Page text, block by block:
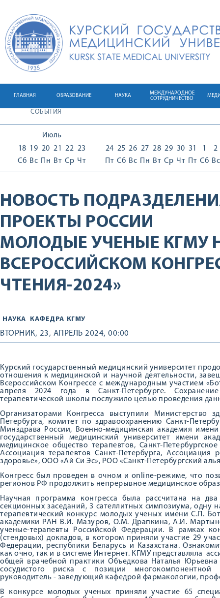
ГЛАВНАЯ ОБРАЗОВАНИЕ НАУКА
МЕЖДУНАРОДНОЕ
СОТРУДНИЧЕСТВО
СОБЫТИЯ
Июль
18
Сб
19
Вс
20
Пн
21
Вт
22
Ср
23
Чт
24
Пт
25
Сб
26
Вс
27
Пн
28
Вт
29
Ср
30
Чт
31
Пт
1
Сб
2
Вс
НОВОСТЬ
ПРОЕКТЫ РОССИИ
МОЛОДЫЕ УЧЕНЫЕ КГМУ
ВСЕРОССИЙСКОМ
ЧТЕНИЯ-2024»
НАУКА КАФЕДРА КГМУ
ВТОРНИК, 23, АПРЕЛЬ 2024, 00:00
Курский государственный медицинский университет
отношения к медицинской и научной деятельности,
Всероссийском Конгрессе с международным участием
апреля 2024 года в Санкт-Петербурге.
терапевтической школы послужило целью проведения
Организаторами Конгресса выступили Министерство
Петербурга, комитет по здравоохранению Санкт-
Минздрава России, Военно-медицинская академия
государственный медицинский университет имени
медицинское общество терапевтов, Санкт-
Ассоциация терапевтов Санкт-Петербурга,
здоровье», ООО «Ай Си Эс», РОО «Санкт-Петербургский
Конгресс был проведен в очном и online-режиме, что
регионов РФ продолжить непрерывное медицинское
Научная программа конгресса была рассчитана на
секционных заседаний, 3 сателлитных симпозиума, одну
терапевтический конкурс молодых ученых имени С.П.
академики РАН В.И. Мазуров, О.М. Драпкина, А.И.
ученые-терапевты Российской Федерации. В рамках
(стендовых) докладов, в котором приняли участие 29
Федерации, республики Беларусь и Казахстана.
как очно, так и в системе Интернет. КГМУ представляла
общей врачебной практики Объедкова Наталья
сосудистого риска с позиции многокомпонентной
руководитель - заведующий кафедрой фармакологии,
В конкурсе молодых ученых приняли участие 65